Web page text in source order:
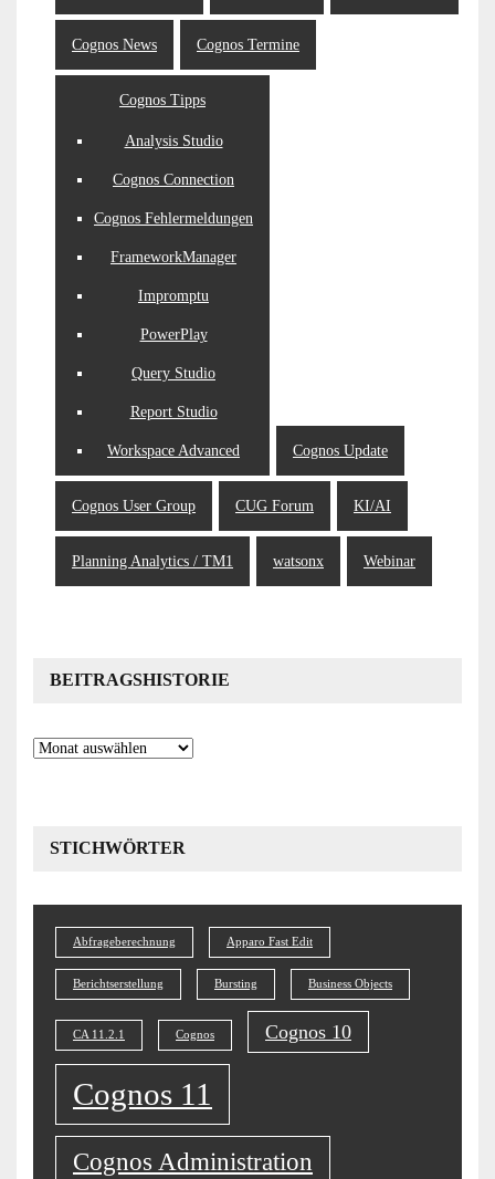
Cognos News Cognos Termine
Cognos Tipps
Analysis Studio
Cognos Connection
Cognos Fehlermeldungen
FrameworkManager
Impromptu
PowerPlay
Query Studio
Report Studio
Workspace Advanced Cognos Update
Cognos User Group CUG Forum KI/AI
Planning Analytics / TM1 watsonx Webinar
BEITRAGSHISTORIE
Beitragshistorie
STICHWÖRTER
Abfrageberechnung Apparo Fast Edit
Berichtserstellung Bursting Business Objects
CA 11.2.1 Cognos Cognos 10
Cognos 11
Cognos Administration